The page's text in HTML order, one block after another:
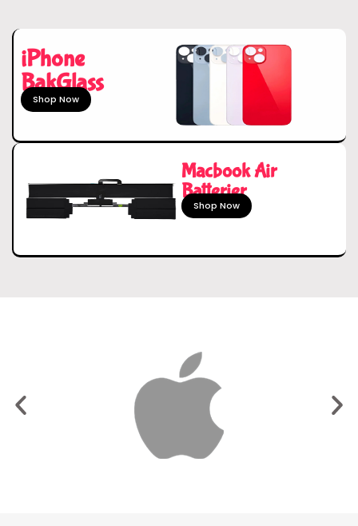
iPhone
BakGlass
Shop Now
Macbook Air
Batterier
Shop Now